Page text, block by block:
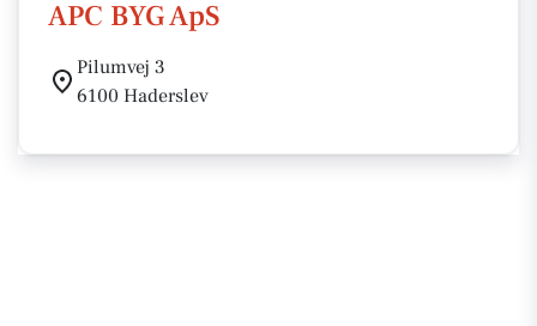
APC BYG ApS
Pilumvej 3
6100 Haderslev